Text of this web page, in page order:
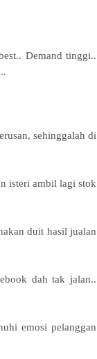
Demand tinggi..
sehinggalah di
isteri ambil lagi stok
duit hasil jualan
dah tak jalan..
emosi pelanggan